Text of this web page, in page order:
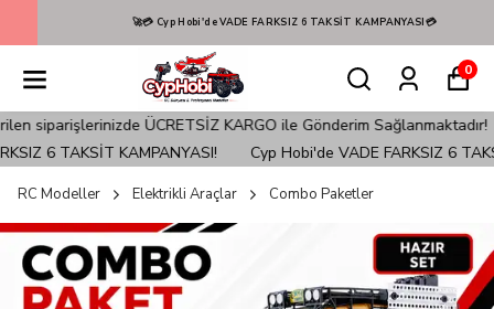
🚀💳 Cyp Hobi'de VADE FARKSIZ 6 TAKSİT KAMPANYASI💳
0
ÜCRETSİZ KARGO ile Gönderim Sağlanmaktadır!
6 TAKSİT KAMPANYASI!
Cyp Hobi'de VADE FARKSIZ 6
RC Modeller Elektrikli Araçlar Combo Paketler